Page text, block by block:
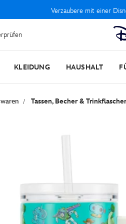
Verzaubere mit einer
KLEIDUNG HAUSHALT
Tassen, Becher &